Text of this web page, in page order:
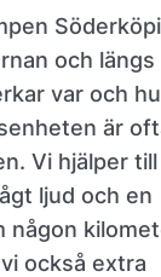
och längs
var och
är
Vi hjälper
ljud och en
någon
också extra